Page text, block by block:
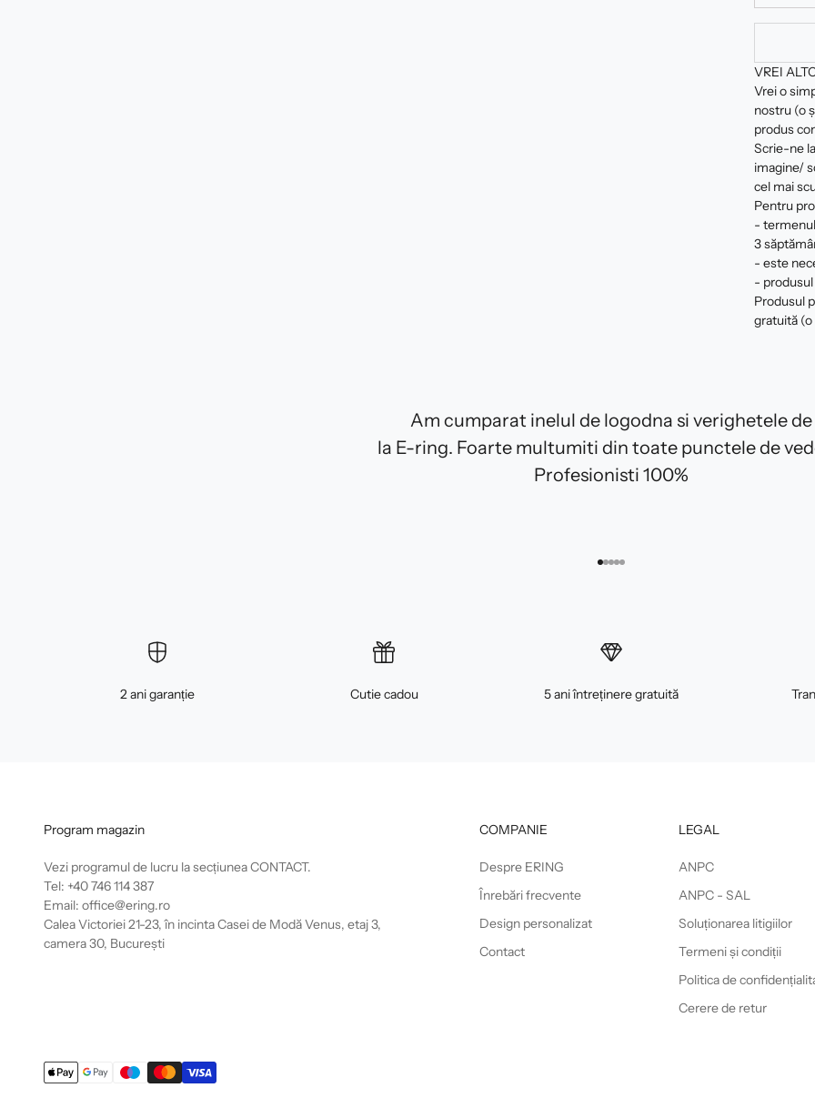
VREI
Vrei o
nostru (o
produs
Scrie-ne
imagine/
cel mai
Pentru
-
3
- este
-
Produsul
gratuită (o
Am cumparat inelul de logodna si verighetele de
la E-ring. Foarte multumiti din toate punctele de
Profesionisti 100%
Mergi la articolul 1
Mergi la articolul 2
Mergi la articolul 3
Mergi la articolul 4
Mergi la articolul 5
2 ani garanție Cutie cadou 5 ani întreținere gratuită
Program magazin
Vezi programul de lucru la secțiuneaCONTACT.
Tel: +40 746 114 387
Email: office@ering.ro
Calea Victoriei 21-23, în incinta Casei de Modă Venus, etaj 3,
camera 30, București
COMPANIE
Despre ERING
Înrebări frecvente
Design personalizat
Contact
LEGAL
ANPC
ANPC - SAL
Soluționarea litigiilor
Termeni și condiții
Politica de
Cerere de retur